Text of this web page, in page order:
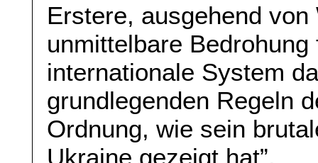
Erstere, ausgehend
unmittelbare
internationale System
grundlegenden Regeln
Ordnung, wie sein
Ukraine gezeigt hat”.